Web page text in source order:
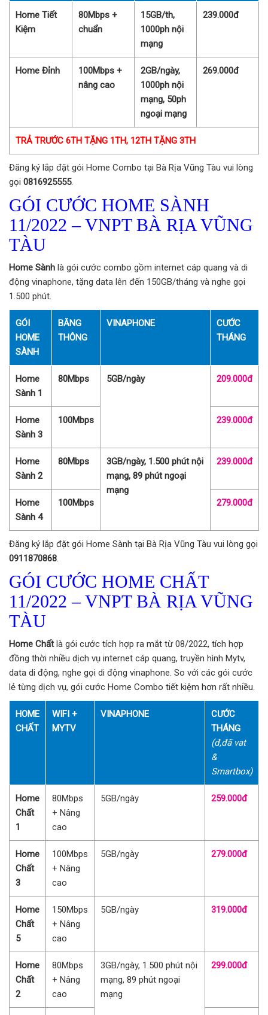
Home Tiết
Kiệm
80Mbps +
chuẩn
15GB/th,
1000ph nội
mạng
239.000đ
Home Đỉnh
100Mbps +
nâng cao
2GB/ngày,
1000ph nội
mạng, 50ph
ngoại mạng
269.000đ
TRẢ TRƯỚC 6TH TẶNG 1TH, 12TH TẶNG 3TH
Đăng ký lắp đặt gói Home Combo tại Bà Rịa Vũng Tàu vui lòng
gọi 0816925555.
GÓI CƯỚC HOME SÀNH
11/2022 – VNPT BÀ RỊA VŨNG
TÀU
Home Sành là gói cước combo gồm internet cáp quang và di
động vinaphone, tặng data lên đến 150GB/tháng và nghe gọi
1.500 phút.
GÓI
HOME
SÀNH
BĂNG
THÔNG
VINAPHONE
CƯỚC
THÁNG
Home
Sành 1
80Mbps 5GB/ngày 209.000đ
Home
Sành 3
100Mbps 239.000đ
Home
Sành 2
80Mbps
3GB/ngày, 1.500 phút nội
mạng, 89 phút ngoại
mạng
239.000đ
Home
Sành 4
100Mbps 279.000đ
Đăng ký lắp đặt gói Home Sành tại Bà Rịa Vũng Tàu vui lòng gọi
0911870868.
GÓI CƯỚC HOME CHẤT
11/2022 – VNPT BÀ RỊA VŨNG
TÀU
Home Chấtlà gói cước tích hợp ra mắt từ 08/2022, tích hợp
đồng thời nhiều dịch vụ internet cáp quang, truyền hình Mytv,
data di động, nghe gọi di động vinaphone. So với các gói cước
lẻ từng dịch vụ, gói cước Home Combo tiết kiệm hơn rất nhiều.
HOME
CHẤT
WIFI +
MYTV
VINAPHONE
CƯỚC
THÁNG
(đ,đã vat
&
Smartbox)
Home
Chất
1
80Mbps
+ Nâng
cao
5GB/ngày 259.000đ
Home
Chất
3
100Mbps
+ Nâng
cao
5GB/ngày 279.000đ
Home
Chất
5
150Mbps
+ Nâng
cao
5GB/ngày 319.000đ
Home
Chất
2
80Mbps
+ Nâng
cao
3GB/ngày, 1.500 phút nội
mạng, 89 phút ngoại
mạng
299.000đ